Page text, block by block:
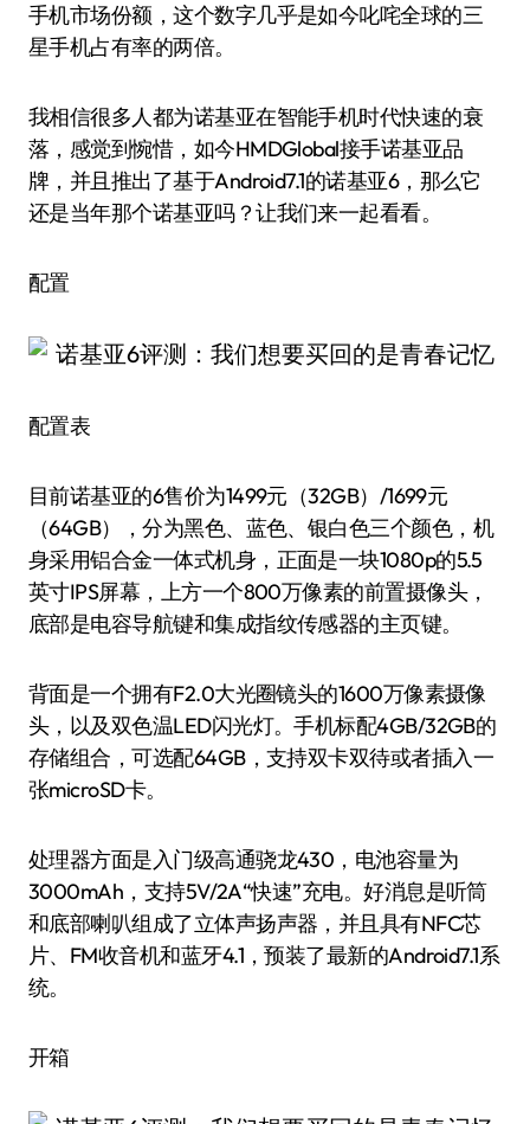
手机市场份额，这个数字几乎是如今叱咤全球的三
星手机占有率的两倍。
我相信很多人都为诺基亚在智能手机时代快速的衰
落，感觉到惋惜，如今HMDGlobal接手诺基亚品
牌，并且推出了基于Android7.1的诺基亚6，那么它
还是当年那个诺基亚吗？让我们来一起看看。
配置
配置表
目前诺基亚的6售价为1499元（32GB）/1699元
（64GB），分为黑色、蓝色、银白色三个颜色，机
身采用铝合金一体式机身，正面是一块1080p的5.5
英寸IPS屏幕，上方一个800万像素的前置摄像头，
底部是电容导航键和集成指纹传感器的主页键。
背面是一个拥有F2.0大光圈镜头的1600万像素摄像
头，以及双色温LED闪光灯。手机标配4GB/32GB的
存储组合，可选配64GB，支持双卡双待或者插入一
张microSD卡。
处理器方面是入门级高通骁龙430，电池容量为
3000mAh，支持5V/2A“快速”充电。好消息是听筒
和底部喇叭组成了立体声扬声器，并且具有NFC芯
片、FM收音机和蓝牙4.1，预装了最新的Android7.1系
统。
开箱